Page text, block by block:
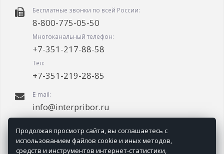
Бесплатные звонки по всей России:
8-800-775-05-50
Многоканальный телефон:
+7-351-217-88-58
Тел:
+7-351-219-28-85
E-mail:
info@interpribor.ru
09.00-18.00 (мск + 2.00)
Продолжая просмотр сайта, вы соглашаетесь с
использованием файлов cookie и иных методов,
средств и инструментов интернет-статистики,